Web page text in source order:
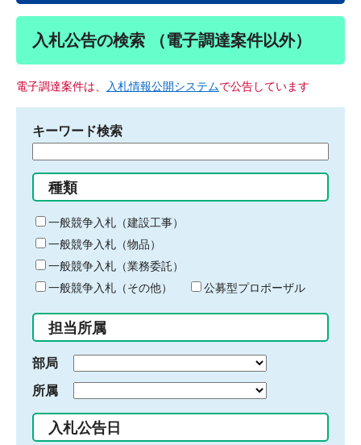
入札公告の検索 （電子調達案件以外）
電子調達案件は、 入札情報公開システムで公告しています
キーワード検索
る
キ
ー
ワ
ー
ド
入
力
種類
一般競争入札（建設工事）
一般競争入札（物品）
一般競争入札（業務委託）
一般競争入札（その他）
公募型プロポーザル
担当所属
部局
所属
入札公告日